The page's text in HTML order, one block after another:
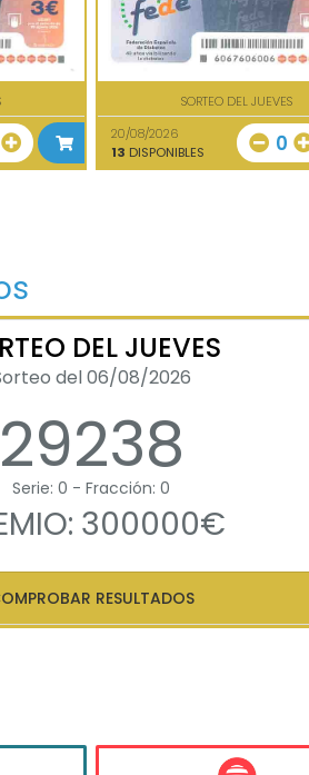
SORTEO DEL JUEVES
20/08/2026
13 DISPONIBLES 0
DEL JUEVES
del 06/08/2026
29238
Serie: 0 - Fracción: 0
300000€
RESULTADOS